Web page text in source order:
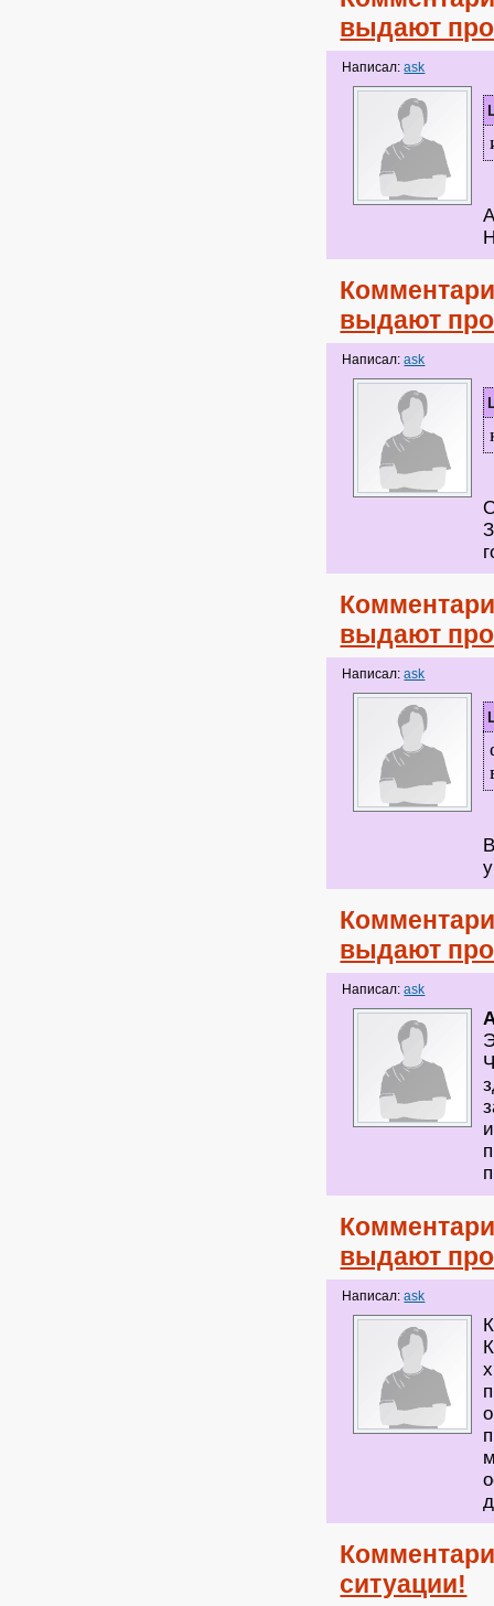
выдают
Написал:ask
выдают
Написал:ask
выдают
Написал:ask
выдают
Написал:ask
выдают
Написал:ask
ситуации!